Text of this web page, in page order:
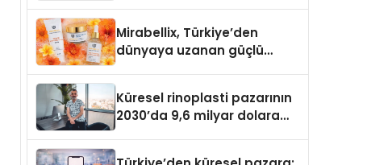
Mirabellix, Türkiye’den
dünyaya uzanan güçlü
Küresel rinoplasti pazarının
2030’da 9,6 milyar dolara